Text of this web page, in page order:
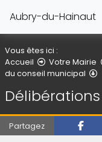
Aubry-du-Hainaut
Vous êtes ici :
Accueil
Votre Mairie
du conseil municipal
Partagez